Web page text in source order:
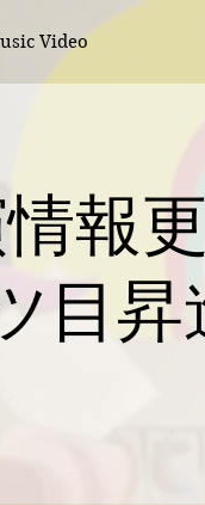
Video
報
目昇